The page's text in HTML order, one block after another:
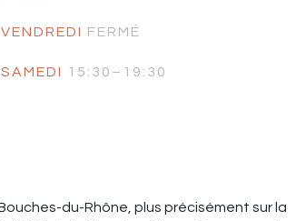
VENDREDI FERMÉ
SAMEDI 15:30–19:30
du-Rhône, plus précisément sur la